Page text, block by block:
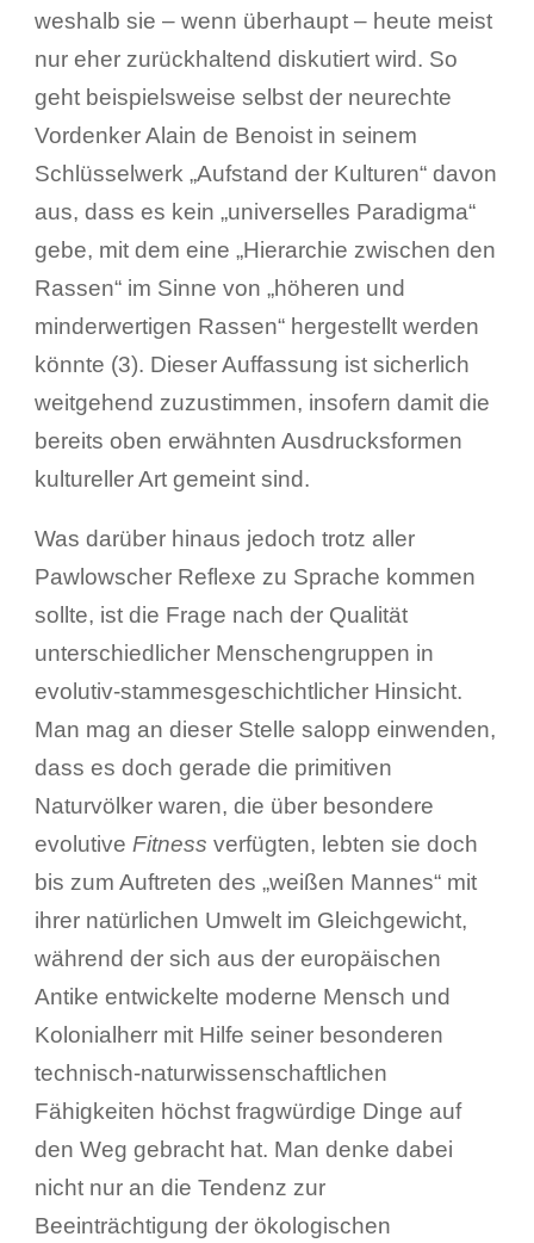
weshalb sie – wenn überhaupt – heute meist
nur eher zurückhaltend diskutiert wird. So
geht beispielsweise selbst der neurechte
Vordenker Alain de Benoist in seinem
Schlüsselwerk „Aufstand der Kulturen“ davon
aus, dass es kein „universelles Paradigma“
gebe, mit dem eine „Hierarchie zwischen den
Rassen“ im Sinne von „höheren und
minderwertigen Rassen“ hergestellt werden
könnte (3). Dieser Auffassung ist sicherlich
weitgehend zuzustimmen, insofern damit die
bereits oben erwähnten Ausdrucksformen
kultureller Art gemeint sind.
Was darüber hinaus jedoch trotz aller
Pawlowscher Reflexe zu Sprache kommen
sollte, ist die Frage nach der Qualität
unterschiedlicher Menschengruppen in
evolutiv-stammesgeschichtlicher Hinsicht.
Man mag an dieser Stelle salopp einwenden,
dass es doch gerade die primitiven
Naturvölker waren, die über besondere
evolutive Fitness verfügten, lebten sie doch
bis zum Auftreten des „weißen Mannes“ mit
ihrer natürlichen Umwelt im Gleichgewicht,
während der sich aus der europäischen
Antike entwickelte moderne Mensch und
Kolonialherr mit Hilfe seiner besonderen
technisch-naturwissenschaftlichen
Fähigkeiten höchst fragwürdige Dinge auf
den Weg gebracht hat. Man denke dabei
nicht nur an die Tendenz zur
Beeinträchtigung der ökologischen